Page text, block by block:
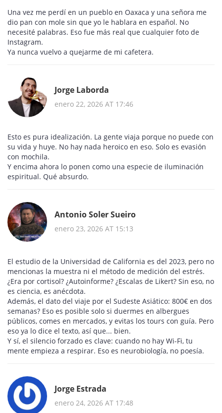
Una vez me perdí en un pueblo en Oaxaca y una señora me
dio pan con mole sin que yo le hablara en español. No
necesité palabras. Eso fue más real que cualquier foto de
Instagram.
Ya nunca vuelvo a quejarme de mi cafetera.
Jorge Laborda
enero 22, 2026 AT 17:46
Esto es pura idealización. La gente viaja porque no puede con
su vida y huye. No hay nada heroico en eso. Solo es evasión
con mochila.
Y encima ahora lo ponen como una especie de iluminación
espiritual. Qué absurdo.
Antonio Soler Sueiro
enero 23, 2026 AT 15:13
El estudio de la Universidad de California es del 2023, pero no
mencionas la muestra ni el método de medición del estrés.
¿Era por cortisol? ¿Autoinforme? ¿Escalas de Likert? Sin eso, no
es ciencia, es anécdota.
Además, el dato del viaje por el Sudeste Asiático: 800€ en dos
semanas? Eso es posible solo si duermes en albergues
públicos, comes en mercados, y evitas los tours con guía. Pero
eso ya lo dice el texto, así que... bien.
Y sí, el silencio forzado es clave: cuando no hay Wi-Fi, tu
mente empieza a respirar. Eso es neurobiología, no poesía.
Jorge Estrada
enero 24, 2026 AT 17:48